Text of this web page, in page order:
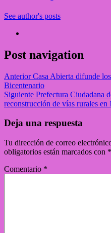
See author's posts
Post navigation
AnteriorCasa Abierta difunde
Bicentenario
Siguiente Prefectura Ciudadana
reconstrucción de vías rurales
Deja una respuesta
Tu dirección de correo
obligatorios están marcados con *
Comentario *